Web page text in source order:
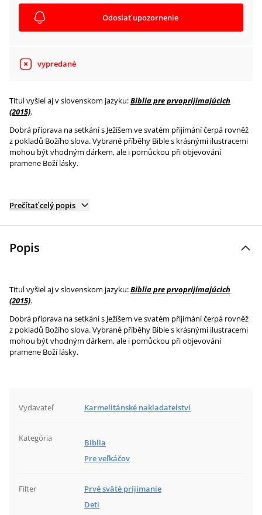
Odoslať upozornenie
vypredané
Titul vyšiel aj v slovenskom jazyku:Biblia pre prvoprijímajúcich
(2015).
Dobrá příprava na setkání s Ježíšem ve svatém přijímání čerpá rovněž
z pokladů Božího slova. Vybrané příběhy Bible s krásnými ilustracemi
mohou být vhodným dárkem, ale i pomůckou při objevování
pramene Boží lásky.
Prečítať celý popis
Popis
Titul vyšiel aj v slovenskom jazyku:Biblia pre prvoprijímajúcich
(2015).
Dobrá příprava na setkání s Ježíšem ve svatém přijímání čerpá rovněž
z pokladů Božího slova. Vybrané příběhy Bible s krásnými ilustracemi
mohou být vhodným dárkem, ale i pomůckou při objevování
pramene Boží lásky.
Vydavateľ Karmelitánské nakladatelství
Kategória
Biblia
Pre veľkáčov
Filter
Prvé sväté prijímanie
Deti